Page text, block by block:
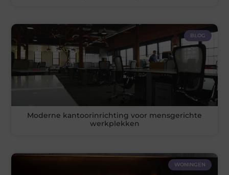
BLOG
Moderne kantoorinrichting voor mensgerichte
werkplekken
WONINGEN